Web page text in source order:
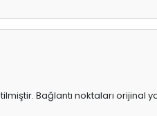
Bağlantı noktaları orijinal